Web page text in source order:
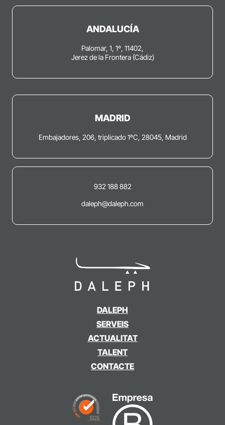
DALEPH
SERVEIS
ACTUALITAT
TALENT
CONTACTE
ANDALUCÍA
Palomar, 1, 1º, 11402,
Jerez de la Frontera (Cádiz)
MADRID
Embajadores, 206, triplicado 1ºC, 28045, Madrid
932 188 882
daleph@daleph.com